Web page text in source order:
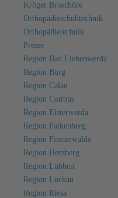
Kröger Broschüre
Orthopädieschuhtechnik
Orthopädietechnik
Presse
Region Bad Liebenwerda
Region Burg
Region Calau
Region Cottbus
Region Elsterwerda
Region Falkenberg
Region Finsterwalde
Region Herzberg
Region Lübben
Region Luckau
Region Riesa